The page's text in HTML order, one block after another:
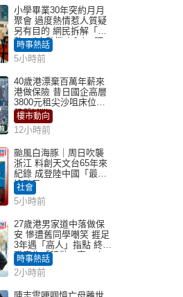
小學畢業30年突約月月
聚會 過度熱情惹人質疑
另有目的 網民拆解「扮
熟」4大動機｜Juicy叮
時事熱話
5小時前
40歲港漂棄百萬年薪來
港做保險 昔日國企高層
3800元租尖沙咀床位｜
租盤Million
樓市動向
12小時前
颱風白海豚｜周日吹襲
浙江 料創天文台65年來
紀錄 成登陸中國「最長
途颱風」
社會
5小時前
27歲港男家道中落做保
安 慘遭舊同學嘲笑 捱足
3年遇「高人」指點 終辭
職宣告「轉做一事」｜
Juicy叮
時事熱話
2小時前